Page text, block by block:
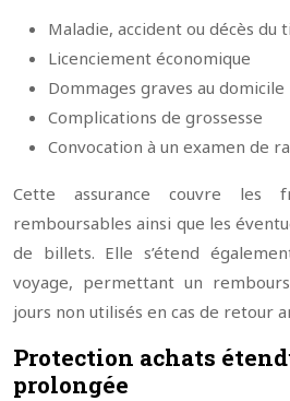
Maladie, accident ou décès du
Licenciement économique
Dommages graves au domicile
Complications de grossesse
Convocation à un examen de
Cette assurance couvre les
remboursables ainsi que les
de billets. Elle s’étend
voyage, permettant un
jours non utilisés en cas de retour
Protection achats
prolongée